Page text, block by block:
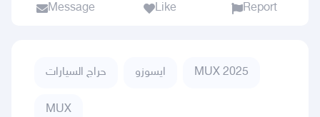
Message Like Report
حراج السيارات ايسوزو MUX 2025
MUX